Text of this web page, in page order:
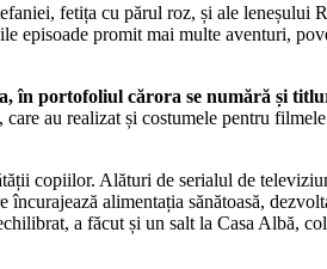
fetița cu părul roz, și ale leneșului
episoade promit mai multe aventuri,
în portofoliul cărora se numără și
au realizat și costumele pentru
copiilor. Alături de serialul de
alimentația sănătoasă,
a făcut și un salt la Casa Albă,